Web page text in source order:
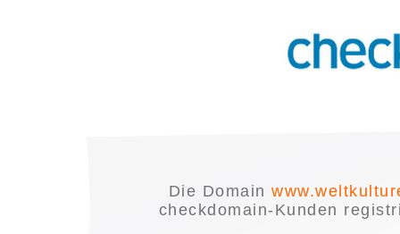
Die Domain
checkdomain-Kunden